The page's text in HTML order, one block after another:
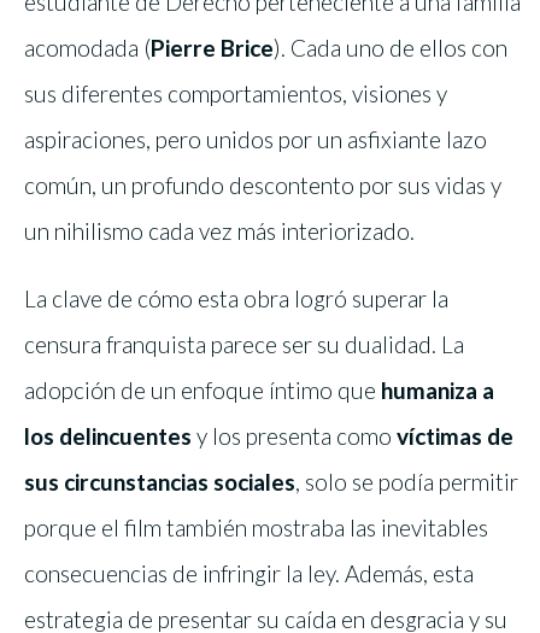
acomodada (Pierre Brice). Cada uno de ellos con
sus diferentes comportamientos, visiones y
aspiraciones, pero unidos por un asfixiante lazo
común, un profundo descontento por sus vidas y
un nihilismo cada vez más interiorizado.
La clave de cómo esta obra logró superar la
censura franquista parece ser su dualidad. La
adopción de un enfoque íntimo que humaniza a
los delincuentes y los presenta como víctimas de
sus circunstancias sociales, solo se podía permitir
porque el film también mostraba las inevitables
consecuencias de infringir la ley. Además, esta
estrategia de presentar su caída en desgracia y su